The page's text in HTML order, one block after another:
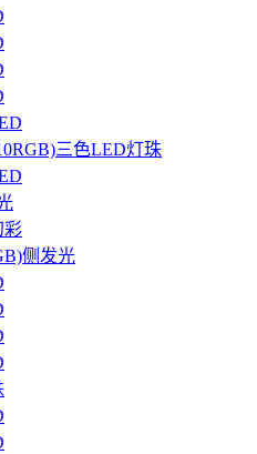
三色LED灯珠
彩
侧发光